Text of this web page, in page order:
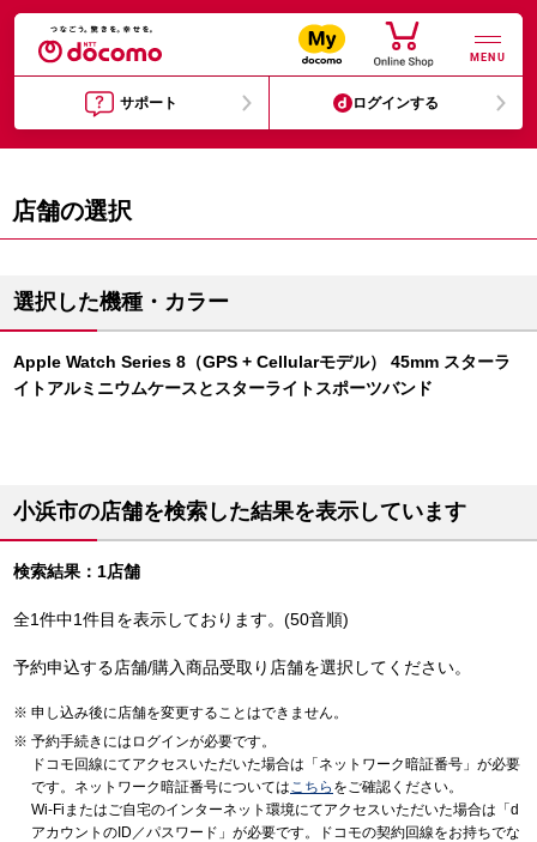
MENU
サポート ログインする
店舗の選択
選択した機種・カラー
Apple Watch Series 8（GPS + Cellularモデル） 45mm スターラ
イトアルミニウムケースとスターライトスポーツバンド
小浜市の店舗を検索した結果を表示しています
検索結果：1店舗
全1件中1件目を表示しております。(50音順)
予約申込する店舗/購入商品受取り店舗を選択してください。
申し込み後に店舗を変更することはできません。
予約手続きにはログインが必要です。
ドコモ回線にてアクセスいただいた場合は「ネットワーク暗証番号」が必要
です。ネットワーク暗証番号についてはこちら をご確認ください。
Wi-Fiまたはご自宅のインターネット環境にてアクセスいただいた場合は「d
アカウントのID／パスワード」が必要です。ドコモの契約回線をお持ちでな